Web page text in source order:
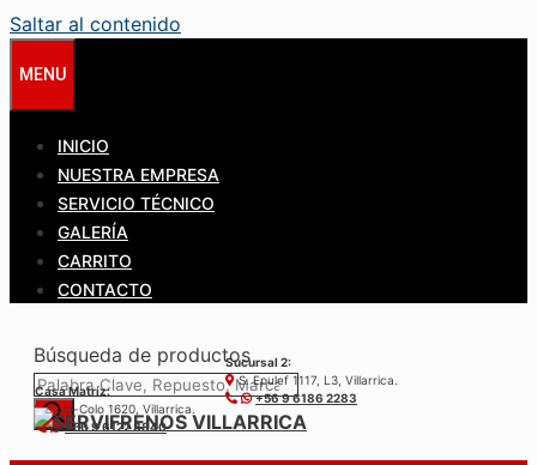
Saltar al contenido
MENU
INICIO
NUESTRA EMPRESA
SERVICIO TÉCNICO
GALERÍA
CARRITO
CONTACTO
Búsqueda de productos
Casa Matríz:
Colo-Colo 1620, Villarrica.
+56 9 6122 3840
Sucursal 2:
S. Epulef 1117, L3, Villarrica.
+56 9 6186 2283